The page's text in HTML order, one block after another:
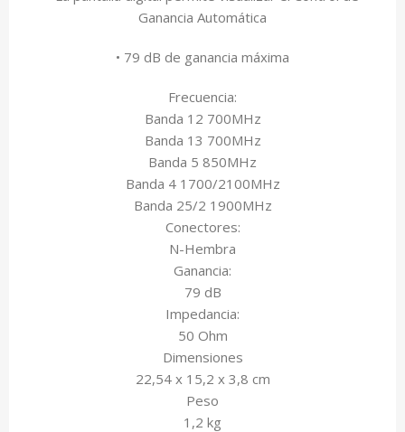
Ganancia Automática
• 79 dB de ganancia máxima
Frecuencia:
Banda 12 700MHz
Banda 13 700MHz
Banda 5 850MHz
Banda 4 1700/2100MHz
Banda 25/2 1900MHz
Conectores:
N-Hembra
Ganancia:
79 dB
Impedancia:
50 Ohm
Dimensiones
22,54 x 15,2 x 3,8 cm
Peso
1,2 kg